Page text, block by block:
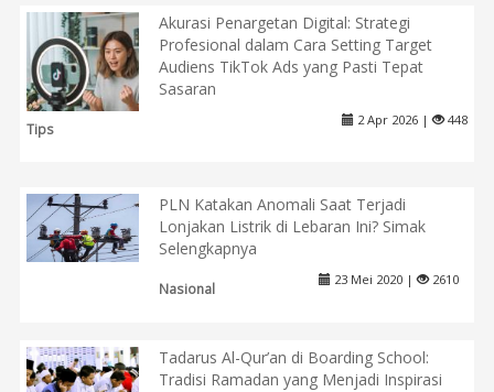
Akurasi Penargetan Digital: Strategi
Profesional dalam Cara Setting Target
Audiens TikTok Ads yang Pasti Tepat
Sasaran
Tips
2 Apr 2026 | 448
PLN Katakan Anomali Saat Terjadi
Lonjakan Listrik di Lebaran Ini? Simak
Selengkapnya
Nasional
23 Mei 2020 | 2610
Tadarus Al-Qur’an di Boarding School:
Tradisi Ramadan yang Menjadi Inspirasi